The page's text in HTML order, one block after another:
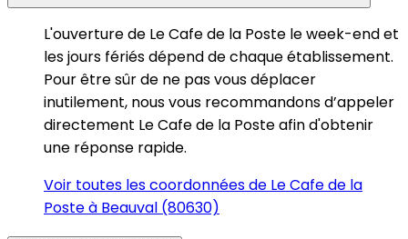
L'ouverture de Le Cafe de la Poste le week-end et
les jours fériés dépend de chaque établissement.
Pour être sûr de ne pas vous déplacer
inutilement, nous vous recommandons d’appeler
directement Le Cafe de la Poste afin d'obtenir
une réponse rapide.
Voir toutes les coordonnées de Le Cafe de la
Poste à Beauval (80630)